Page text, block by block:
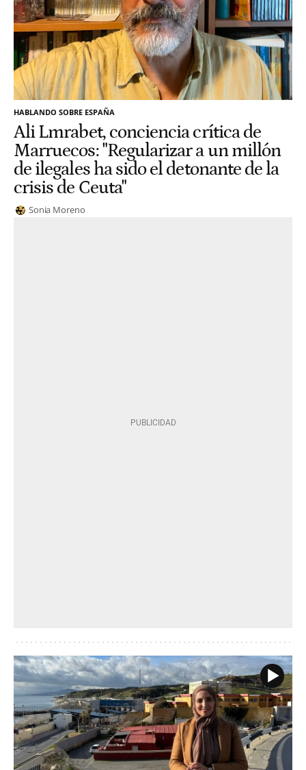
HABLANDO SOBRE ESPAÑA
Ali Lmrabet, conciencia crítica de
Marruecos: "Regularizar a un millón
de ilegales ha sido el detonante de la
crisis de Ceuta"
Sonia Moreno